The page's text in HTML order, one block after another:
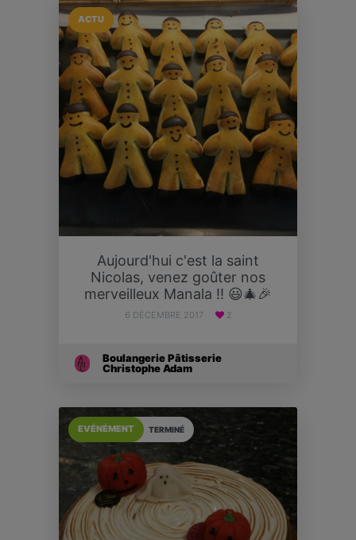
ACTU
Aujourd'hui c'est la saint
Nicolas, venez goûter nos
merveilleux Manala !! 😃🎄🎉
6 DÉCEMBRE 2017 2
Boulangerie Pâtisserie
Christophe Adam
TERMINÉ
EVÉNÉMENT